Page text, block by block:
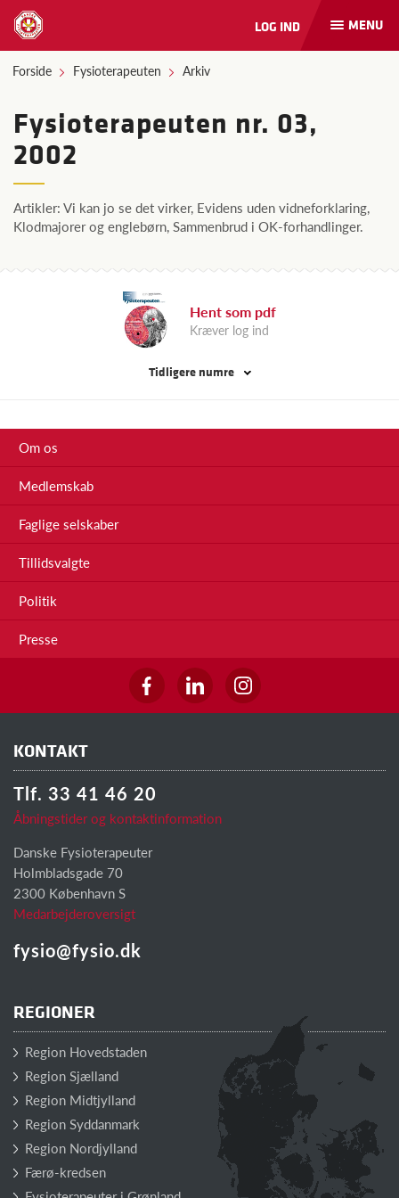
Åbn
og
MENU
LOG IND
Forside Fysioterapeuten Arkiv
Fysioterapeuten nr. 03,
2002
Artikler: Vi kan jo se det virker, Evidens uden vidneforklaring,
Klodmajorer og englebørn, Sammenbrud i OK-forhandlinger.
Hent som pdf
Kræver log ind
Tidligere numre
Om os
Medlemskab
Faglige selskaber
Tillidsvalgte
Politik
Presse
KONTAKT
Tlf. 33 41 46 20
Åbningstider og kontaktinformation
Danske Fysioterapeuter
Holmbladsgade 70
2300 København S
Medarbejderoversigt
fysio@fysio.dk
REGIONER
Region Hovedstaden
Region Sjælland
Region Midtjylland
Region Syddanmark
Region Nordjylland
Færø-kredsen